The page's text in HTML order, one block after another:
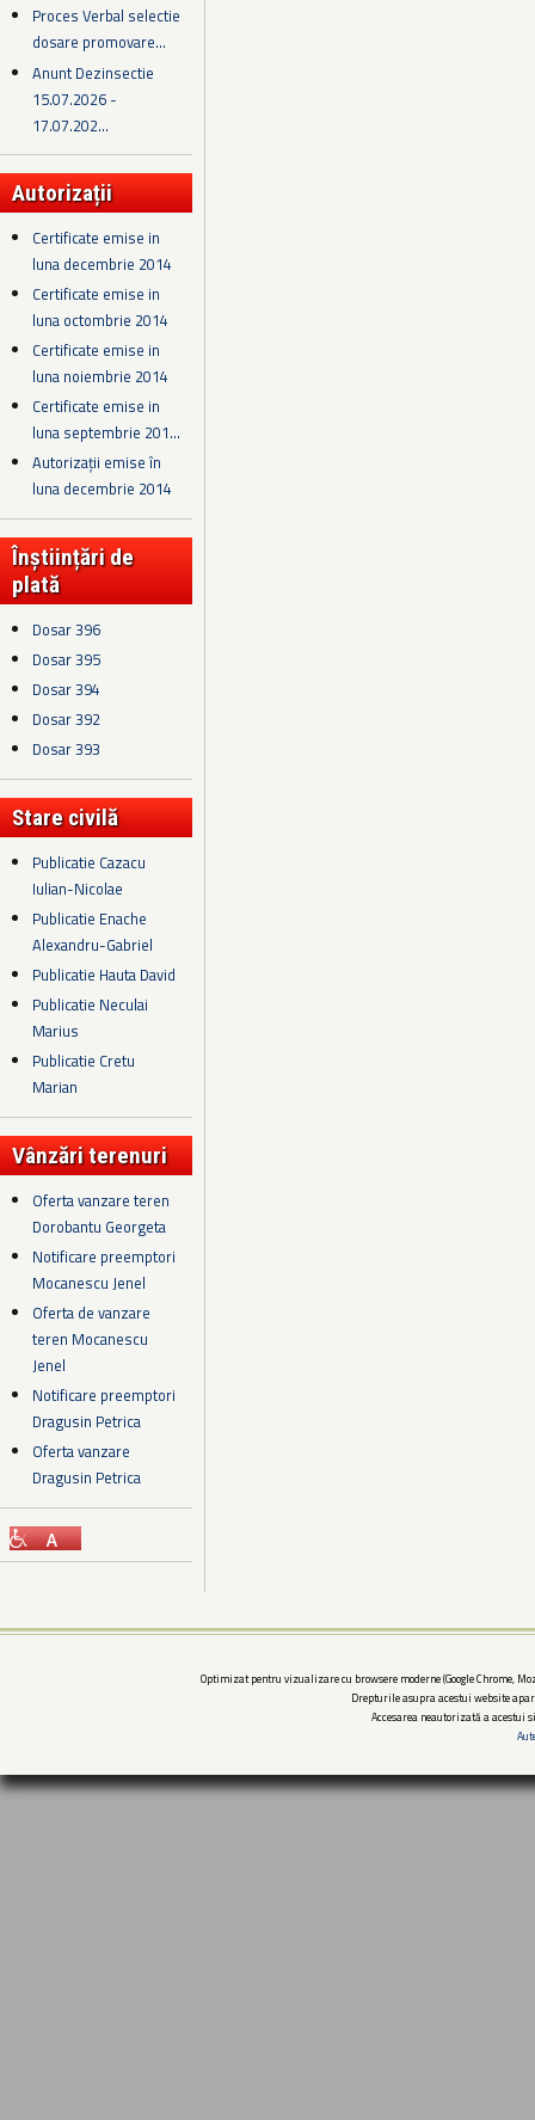
Proces Verbal selectie
dosare promovare...
Anunt Dezinsectie
15.07.2026 -
17.07.202...
Autorizații
Certificate emise in
luna decembrie 2014
Certificate emise in
luna octombrie 2014
Certificate emise in
luna noiembrie 2014
Certificate emise in
luna septembrie 201...
Autorizații emise în
luna decembrie 2014
Înștiințări de
plată
Dosar 396
Dosar 395
Dosar 394
Dosar 392
Dosar 393
Stare civilă
Publicatie Cazacu
Iulian-Nicolae
Publicatie Enache
Alexandru-Gabriel
Publicatie Hauta David
Publicatie Neculai
Marius
Publicatie Cretu
Marian
Vânzări terenuri
Oferta vanzare teren
Dorobantu Georgeta
Notificare preemptori
Mocanescu Jenel
Oferta de vanzare
teren Mocanescu
Jenel
Notificare preemptori
Dragusin Petrica
Oferta vanzare
Dragusin Petrica
Optimizat pentru vizualizare cu browsere moderne (Google Chrome,
Drepturile asupra acestui website
Accesarea neautorizată a acestui